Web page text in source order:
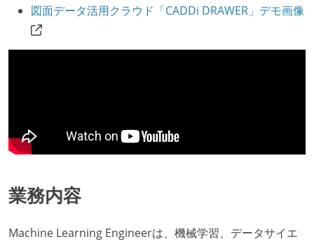
図面データ活用クラウド「CADDi DRAWER」デモ画像
業務内容
Machine Learning Engineerは、機械学習、データサイエ